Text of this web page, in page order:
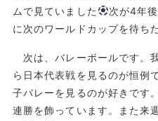
ムで見ていました
次が4年
に次のワールドカップを待ち
次は、バレーボールです。
ら日本代表戦を見るのが恒例
子バレーを見るのが好きです
連勝を飾っています。また来